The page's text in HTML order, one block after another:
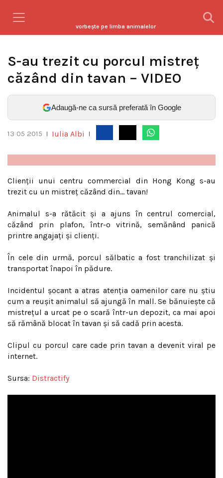
vorbeşte pe limba animalelor
S-au trezit cu porcul mistreț
căzând din tavan – VIDEO
Adaugă-ne ca sursă preferată în Google
13 05 2015 Iulia Albi
Clienții unui centru commercial din Hong Kong s-au
trezit cu un mistreț căzând din… tavan!
Animalul s-a rătăcit şi a ajuns în centrul comercial,
căzând prin plafon, într-o vitrină, semănând panică
printre angajaţi şi clienţi.
În cele din urmă, porcul sălbatic a fost tranchilizat şi
transportat înapoi în pădure.
Incidentul şocant a atras atenţia oamenilor care nu ştiu
cum a reuşit animalul să ajungă în mall. Se bănuiește că
mistreţul a urcat pe o scară într-un depozit, ca mai apoi
să rămână blocat în tavan şi să cadă prin acesta.
Clipul cu porcul care cade prin tavan a devenit viral pe
internet.
Sursa: Distractify